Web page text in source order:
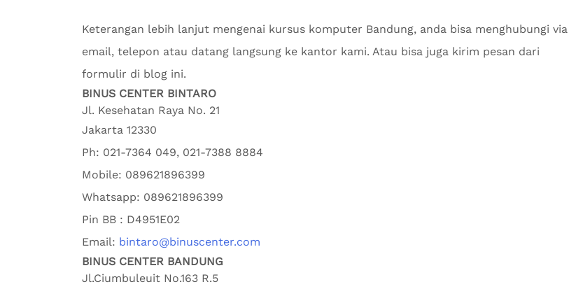
Keterangan lebih lanjut mengenai kursus komputer Bandung, anda bisa menghubungi via
email, telepon atau datang langsung ke kantor kami. Atau bisa juga kirim pesan dari
formulir di blog ini.
BINUS CENTER BINTARO
Jl. Kesehatan Raya No. 21
Jakarta 12330
Ph: 021-7364 049, 021-7388 8884
Mobile: 089621896399
Whatsapp: 089621896399
Pin BB : D4951E02
Email: bintaro@binuscenter.com
BINUS CENTER BANDUNG
Jl.Ciumbuleuit No.163 R.5